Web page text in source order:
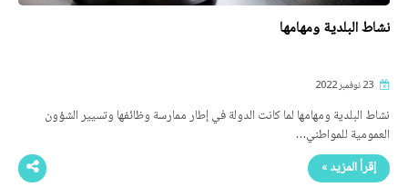
نشاط البلدية ومهامها
نشاط البلدية ومهامها لما كانت الدولة في إطار ممارسة وظائفها وتسيير الشؤون
العمومية للمواطني…
إقرأ المزيد »